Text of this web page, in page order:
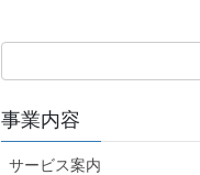
事業内容
サービス案内